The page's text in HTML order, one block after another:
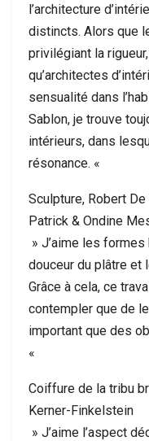
l’architecture
distincts. Alors que
privilégiant la
qu’architectes
sensualité dans
Sablon, je trouve
intérieurs, dans
résonance. «
Sculpture, Robert
Patrick & Ondine
» J’aime les
douceur du plâtre et
Grâce à cela, ce
contempler que de
important que des
«
Coiffure de la tribu
Kerner-Finkelstein
» J’aime l’aspect